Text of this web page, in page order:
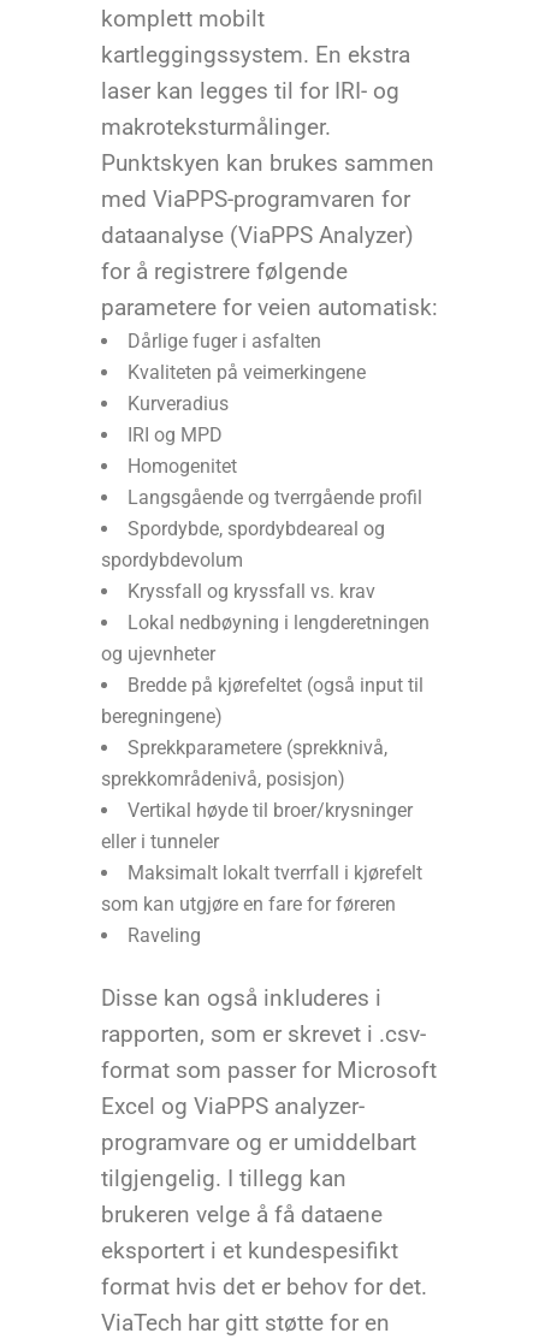
komplett mobilt
kartleggingssystem. En ekstra
laser kan legges til for IRI- og
makroteksturmålinger.
Punktskyen kan brukes sammen
med ViaPPS-programvaren for
dataanalyse (ViaPPS Analyzer)
for å registrere følgende
parametere for veien automatisk:
Dårlige fuger i asfalten
Kvaliteten på veimerkingene
Kurveradius
IRI og MPD
Homogenitet
Langsgående og tverrgående profil
Spordybde, spordybdeareal og
spordybdevolum
Kryssfall og kryssfall vs. krav
Lokal nedbøyning i lengderetningen
og ujevnheter
Bredde på kjørefeltet (også input til
beregningene)
Sprekkparametere (sprekknivå,
sprekkområdenivå, posisjon)
Vertikal høyde til broer/krysninger
eller i tunneler
Maksimalt lokalt tverrfall i kjørefelt
som kan utgjøre en fare for føreren
Raveling
Disse kan også inkluderes i
rapporten, som er skrevet i .csv-
format som passer for Microsoft
Excel og ViaPPS analyzer-
programvare og er umiddelbart
tilgjengelig. I tillegg kan
brukeren velge å få dataene
eksportert i et kundespesifikt
format hvis det er behov for det.
ViaTech har gitt støtte for en